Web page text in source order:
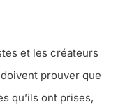
et les créateurs
prouver que
qu’ils ont prises,